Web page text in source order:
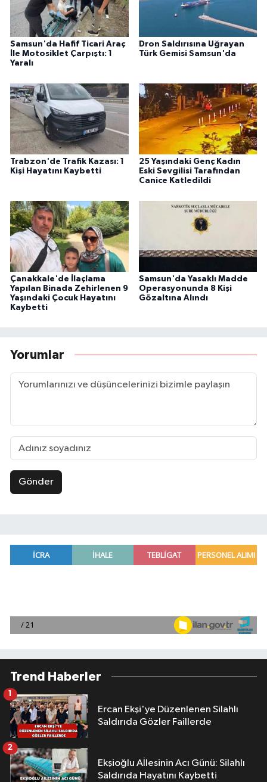
Samsun'da Hafif Ticari Araç
İle Motosiklet Çarpıştı: 1
Yaralı
Dron Saldırısına Uğrayan
Türk Gemisi Samsun'da
Trabzon'de Trafik Kazası: 1
Kişi Hayatını Kaybetti
25 Yaşındaki Genç Kadın
Eski Sevgilisi Tarafından
Canice Katledildi
Çanakkale'de İlaçlama
Yapılan Binada Zehirlenen 9
Yaşındaki Çocuk Hayatını
Kaybetti
Samsun'da Yasaklı Madde
Operasyonunda 8 Kişi
Gözaltına Alındı
Yorumlar
Gönder
Trend Haberler
Ercan Ekşi'ye Düzenlenen Silahlı
Saldırıda Gözler Faillerde
1
Ekşioğlu Aİlesinin Acı Günü: Silahlı
Saldırıda Hayatını Kaybetti
2